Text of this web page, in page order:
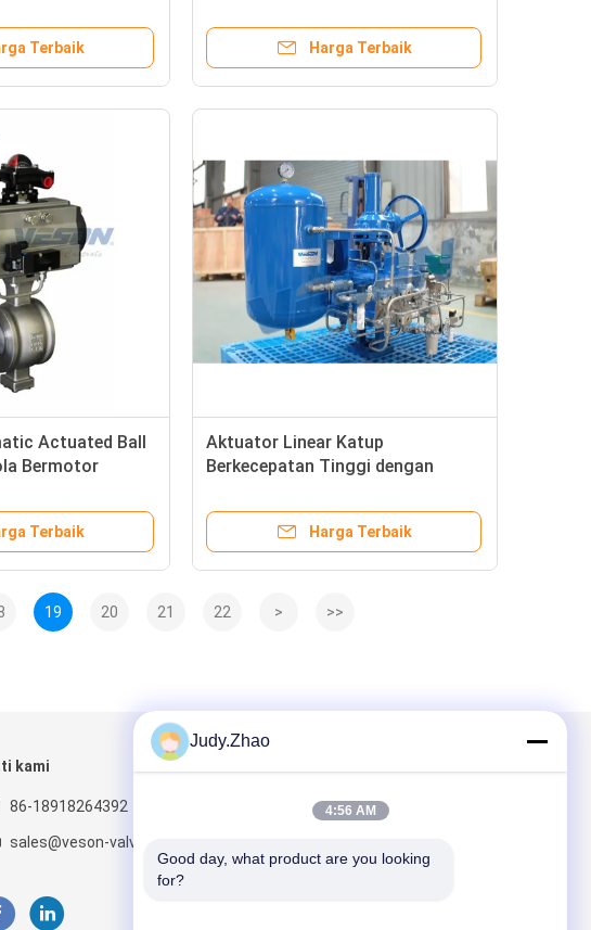
Terbaik Harga Terbaik
Actuated Ball
Bermotor
Terbaik
Aktuator Linear Katup
Berkecepatan Tinggi dengan
Cylinder Katup Untuk Gerbang
Harga Terbaik
19 20 21 22 > >>
kami
86-18918264392
sales@veson-valve.com
Judy.Zhao
4:56 AM
Good day, what product are you looking
for?